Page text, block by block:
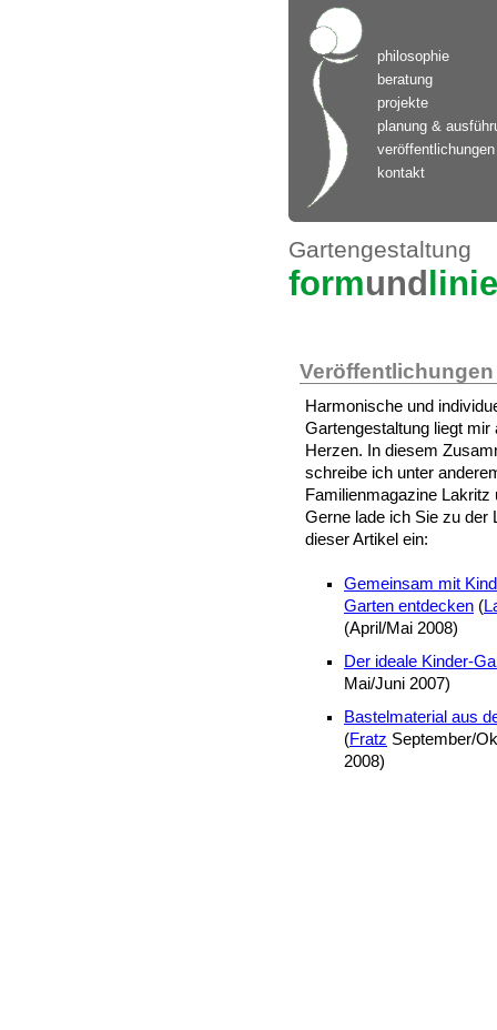
philosophie
beratung
projekte
planung &
veröffentlichungen
kontakt
Gartengestaltung
formund linie
Veröffentlichungen
Harmonische und
Gartengestaltung liegt mir
Herzen. In diesem
schreibe ich unter
Familienmagazine Lakritz
Gerne lade ich Sie zu der
dieser Artikel ein:
Gemeinsam mit
Garten entdecken (
(April/Mai 2008)
Der ideale Kinder-
Mai/Juni 2007)
Bastelmaterial aus
(Fratz September/
2008)